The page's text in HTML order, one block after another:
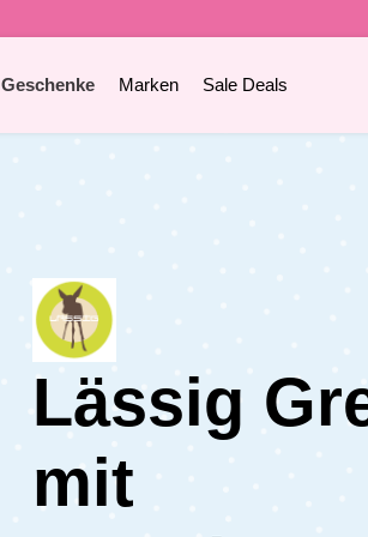
Geschenke Marken Sale Deals
Lässig
mit